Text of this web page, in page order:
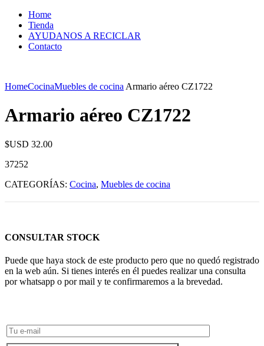
Home
Tienda
AYUDANOS A RECICLAR
Contacto
HomeCocinaMuebles de cocina Armario aéreo CZ1722
Armario aéreo CZ1722
$USD 32.00
37252
CATEGORÍAS: Cocina, Muebles de cocina
CONSULTAR STOCK
Puede que haya stock de este producto pero que no quedó registrado
en la web aún. Si tienes interés en él puedes realizar una consulta
por whatsapp o por mail y te confirmaremos a la brevedad.